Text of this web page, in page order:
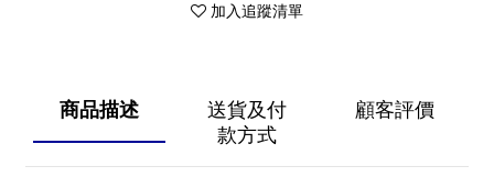
加入追蹤清單
商品描述
送貨及付
款方式
顧客評價